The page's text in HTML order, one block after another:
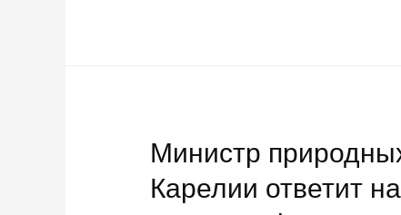
городах
Золотого
кольца
Министр
Карелии ответит